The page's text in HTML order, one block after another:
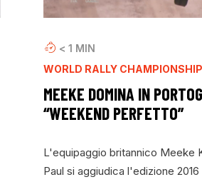
< 1 MIN
WORLD RALLY CHAMPIONSHIP
MEEKE DOMINA IN
“WEEKEND PERFETTO”
L'equipaggio britannico Meeke
Paul si aggiudica l'edizione 2016